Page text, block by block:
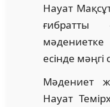
Науат
мәдениетке
есінде
Мәдениет
Науат